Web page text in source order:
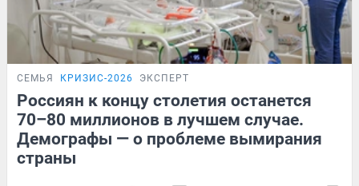
СЕМЬЯ КРИЗИС-2026 ЭКСПЕРТ
Россиян к концу столетия останется
70–80 миллионов в лучшем случае.
Демографы — о проблеме вымирания
страны